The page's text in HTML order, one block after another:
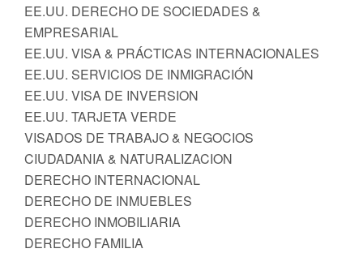
EE.UU. DERECHO DE SOCIEDADES &
EMPRESARIAL
EE.UU. VISA & PRÁCTICAS INTERNACIONALES
EE.UU. SERVICIOS DE INMIGRACIÓN
EE.UU. VISA DE INVERSION
EE.UU. TARJETA VERDE
VISADOS DE TRABAJO & NEGOCIOS
CIUDADANIA & NATURALIZACION
DERECHO INTERNACIONAL
DERECHO DE INMUEBLES
DERECHO INMOBILIARIA
DERECHO FAMILIA